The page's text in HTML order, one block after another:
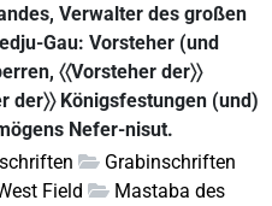
Verwalter des großen
Gau: Vorsteher (und
〈〈Vorsteher der〉〉
der〉〉 Königsfestungen (und)
Nefer-nisut.
Grabinschriften
Field
Mastaba des